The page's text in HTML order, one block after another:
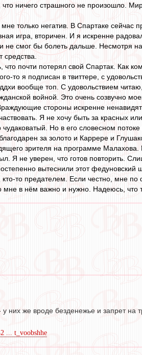
ничего страшного не произошло.
только негатив. В Спартаке сейчас
игра, вторичен. И я искренне
не смог бы болеть дальше. Несмотря
почти потерял свой Спартак. Как
то я подписан в твиттере, с
вообще топ. С удовольствием
войной. Это очень созвучно
стороны искренне
Я не хочу быть за красных
Но в его словесном
за золото и Каррере и
зрителя на программе Малахова.
Я не уверен, что готов повторить.
вытеснили этот федуновский
то предателем. Если честно, мне
в нём важно и нужно. Надеюсь, что
них же вроде безденежье и запрет на
... t_voobshhe